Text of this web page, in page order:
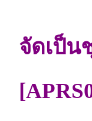
จัดเป็น